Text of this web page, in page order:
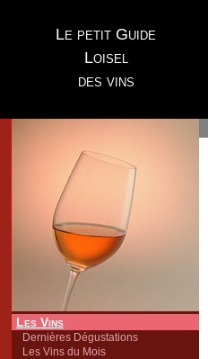
Le petit Guide
Loisel
des vins
Les Vins
Dernières Dégustations
Les Vins du Mois